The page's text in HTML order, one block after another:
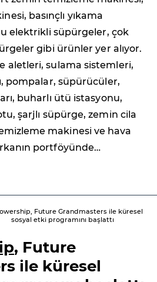
basınçlı yıkama
elektrikli süpürgeler, çok
gibi ürünler yer alıyor.
aletleri, sulama sistemleri,
pompalar, süpürücüler,
buharlı ütü istasyonu,
şarjlı süpürge, zemin cila
makinesi ve hava
portföyünde…
Future Grandmasters ile küresel
sosyal etki programını başlattı
, Future
ile küresel